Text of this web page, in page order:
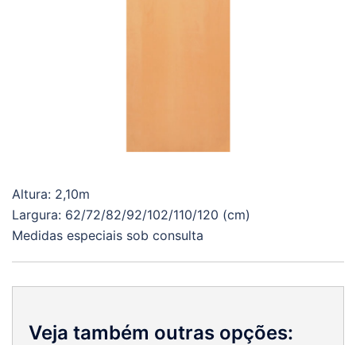
Altura: 2,10m
Largura: 62/72/82/92/102/110/120 (cm)
Medidas especiais sob consulta
Veja também outras opções: